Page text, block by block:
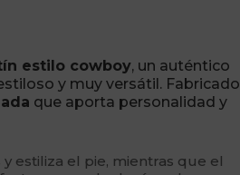
estilo cowboy, un auténtico
y muy versátil. Fabricado
que aporta personalidad y
estiliza el pie, mientras que el